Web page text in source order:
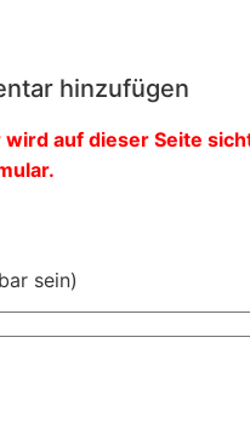
hinzufügen
auf dieser Seite
sein)